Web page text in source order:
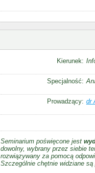
Kierunek:
Specjalność:
Prowadzący: dr
Seminarium poświęcone jest
dowolny, wybrany przez siebie
rozwiązywany za pomocą
Szczególnie chętnie widziane są